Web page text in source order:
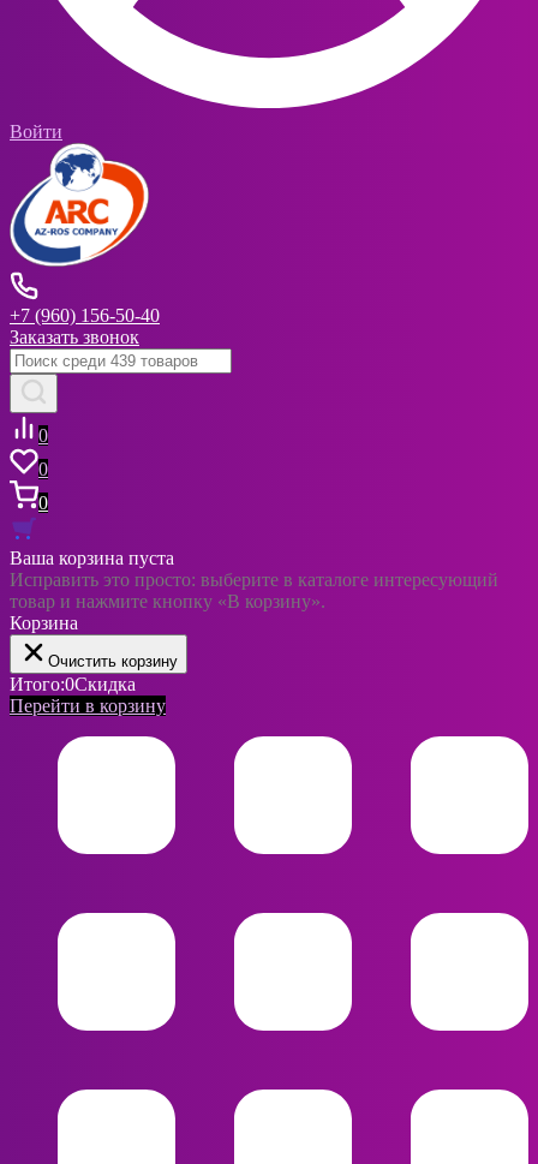
Войти
+7 (960) 156-50-40
Заказать звонок
0
0
0
Ваша корзина пуста
Исправить это просто: выберите в каталоге интересующий
товар и нажмите кнопку «В корзину».
Корзина
Очистить корзину
Итого:0Скидка
Перейти в корзину